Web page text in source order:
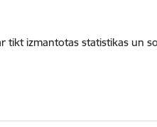
tikt izmantotas statistikas un